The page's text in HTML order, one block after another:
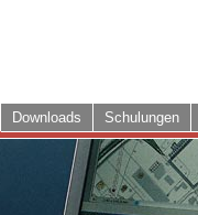
Downloads Schulungen